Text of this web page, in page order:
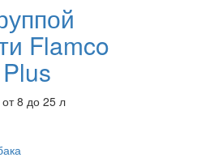
Flamco
8 до 25 л